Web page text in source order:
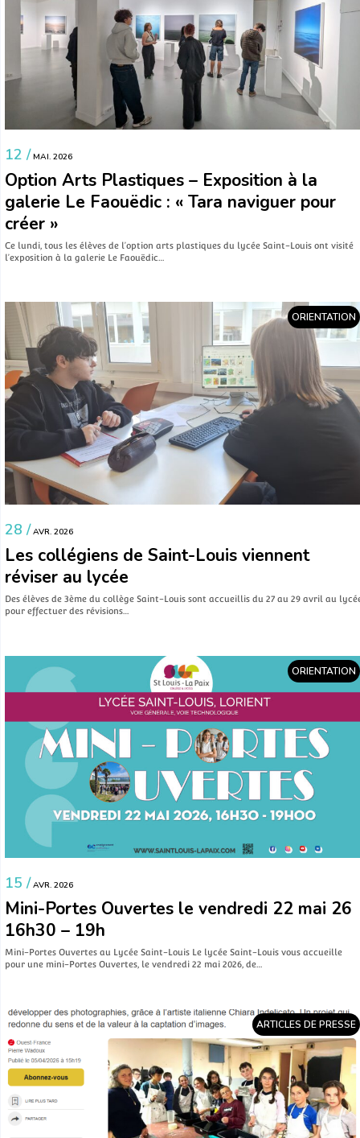
12 / MAI. 2026
Option Arts Plastiques – Exposition à la
galerie Le Faouëdic : « Tara naviguer pour
créer »
Ce lundi, tous les élèves de l’option arts plastiques du lycée Saint-Louis ont visité
l’exposition à la galerie Le Faouëdic…
ORIENTATION
28 / AVR. 2026
Les collégiens de Saint-Louis viennent
réviser au lycée
Des élèves de 3ème du collège Saint-Louis sont accueillis du 27 au 29 avril au
pour effectuer des révisions…
ORIENTATION
15 / AVR. 2026
Mini-Portes Ouvertes le vendredi 22 mai 26
16h30 – 19h
Mini-Portes Ouvertes au Lycée Saint-Louis Le lycée Saint-Louis vous accueille
pour une mini-Portes Ouvertes, le vendredi 22 mai 2026, de…
ARTICLES DE PRESSE